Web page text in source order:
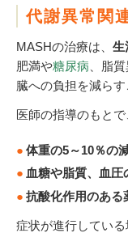
代謝異常関
MASHの治療は、生
肥満や糖尿病 、脂
臓への負担を減らす
医師の指導のもと
体重の5～10％の
血糖や脂質、血圧
抗酸化作用のある
症状が進行してい